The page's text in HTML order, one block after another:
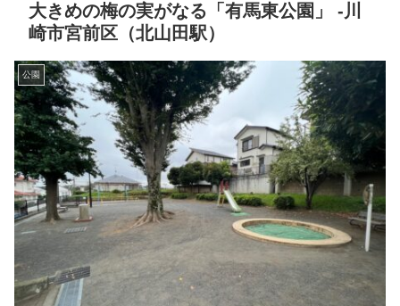
大きめの梅の実がなる「有馬東公園」 -川
崎市宮前区（北山田駅）
公園